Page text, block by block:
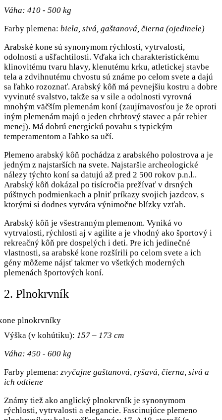
Váha: 410 - 500 kg
Farby plemena: biela, sivá, gaštanová, čierna (ojedinele)
Arabské kone sú synonymom rýchlosti, vytrvalosti,
odolnosti a ušľachtilosti. Vďaka ich charakteristickému
klinovitému tvaru hlavy, klenutému krku, atletickej stavbe
tela a zdvihnutému chvostu sú známe po celom svete a dajú
sa ľahko rozoznať. Arabský kôň má pevnejšiu kostru a dobre
vyvinuté svalstvo, takže sa v sile a odolnosti vyrovná
mnohým väčším plemenám koní (zaujímavosťou je že oproti
iným plemenám majú o jeden chrbtový stavec a pár rebier
menej). Má dobrú energickú povahu s typickým
temperamentom a ľahko sa učí.
Plemeno arabský kôň pochádza z arabského polostrova a je
jedným z najstarších na svete. Najstaršie archeologické
nálezy týchto koní sa datujú až pred 2 500 rokov p.n.l..
Arabský kôň dokázal po tisícročia prežívať v drsných
púštnych podmienkach a plniť príkazy svojich jazdcov, s
ktorými si dodnes vytvára výnimočne blízky vzťah.
Arabský kôň je všestranným plemenom. Vyniká vo
vytrvalosti, rýchlosti aj v agilite a je vhodný ako športový i
rekreačný kôň pre dospelých i deti. Pre ich jedinečné
vlastnosti, sa arabské kone rozšírili po celom svete a ich
gény môžeme nájsť takmer vo všetkých moderných
plemenách športových koní.
2. Plnokrvník
Výška (v kohútiku): 157 – 173 cm
Váha: 450 - 600 kg
Farby plemena: zvyčajne gaštanová, ryšavá, čierna, sivá a
ich odtiene
Známy tiež ako anglický plnokrvník je synonymom
rýchlosti, vytrvalosti a elegancie. Fascinujúce plemeno